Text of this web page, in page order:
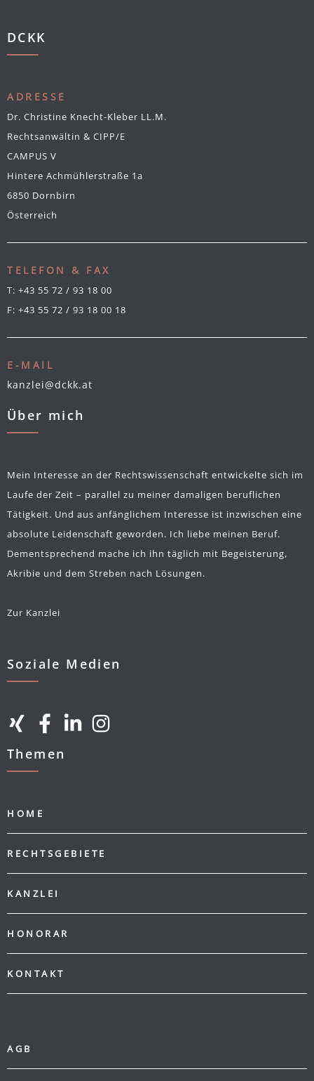
DCKK
ADRESSE
Dr. Christine Knecht-Kleber LL.M.
Rechtsanwältin & CIPP/E
CAMPUS V
Hintere Achmühlerstraße 1a
6850 Dornbirn
Österreich
TELEFON & FAX
T: +43 55 72 / 93 18 00
F: +43 55 72 / 93 18 00 18
E-MAIL
kanzlei@dckk.at
Über mich
Mein Interesse an der Rechtswissenschaft entwickelte sich im
Laufe der Zeit – parallel zu meiner damaligen beruflichen
Tätigkeit. Und aus anfänglichem Interesse ist inzwischen eine
absolute Leidenschaft geworden. Ich liebe meinen Beruf.
Dementsprechend mache ich ihn täglich mit Begeisterung,
Akribie und dem Streben nach Lösungen.
Zur Kanzlei
Soziale Medien
Themen
HOME
RECHTSGEBIETE
KANZLEI
HONORAR
KONTAKT
AGB